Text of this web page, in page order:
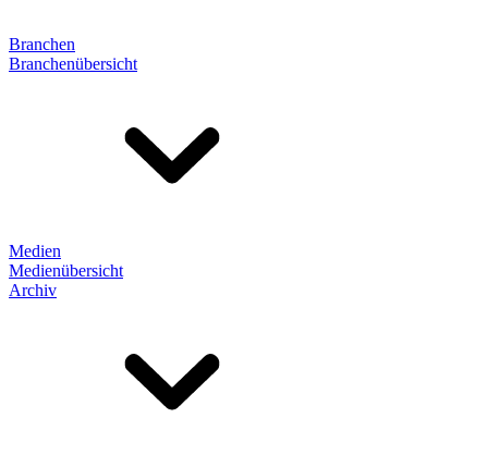
Branchen
Branchenübersicht
Medien
Medienübersicht
Archiv